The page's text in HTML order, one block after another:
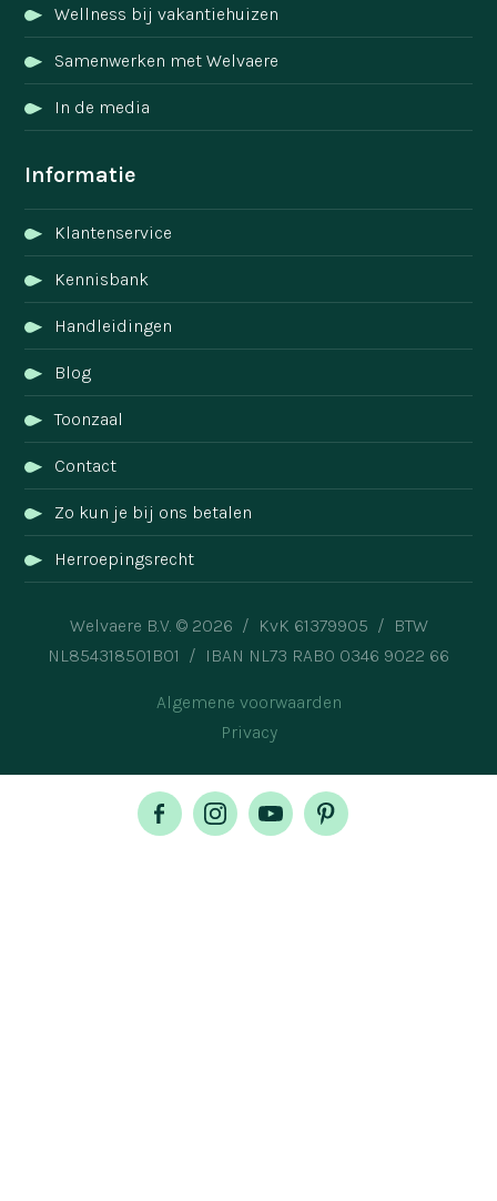
Wellness bij vakantiehuizen
Samenwerken met Welvaere
In de media
Informatie
Klantenservice
Kennisbank
Handleidingen
Blog
Toonzaal
Contact
Zo kun je bij ons betalen
Herroepingsrecht
Welvaere B.V. © 2026 / KvK 61379905 / BTW
NL854318501B01 / IBAN NL73 RABO 0346 9022 66
Algemene voorwaarden
Privacy